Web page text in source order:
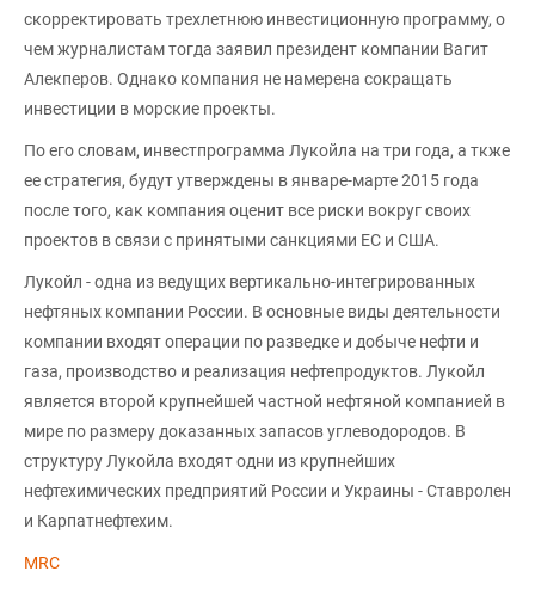
скорректировать трехлетнюю инвестиционную программу, о
чем журналистам тогда заявил президент компании Вагит
Алекперов. Однако компания не намерена сокращать
инвестиции в морские проекты.
По его словам, инвестпрограмма Лукойла на три года, а ткже
ее стратегия, будут утверждены в январе-марте 2015 года
после того, как компания оценит все риски вокруг своих
проектов в связи с принятыми санкциями ЕС и США.
Лукойл - одна из ведущих вертикально-интегрированных
нефтяных компании России. В основные виды деятельности
компании входят операции по разведке и добыче нефти и
газа, производство и реализация нефтепродуктов. Лукойл
является второй крупнейшей частной нефтяной компанией в
мире по размеру доказанных запасов углеводородов. В
структуру Лукойла входят одни из крупнейших
нефтехимических предприятий России и Украины - Ставролен
и Карпатнефтехим.
MRC